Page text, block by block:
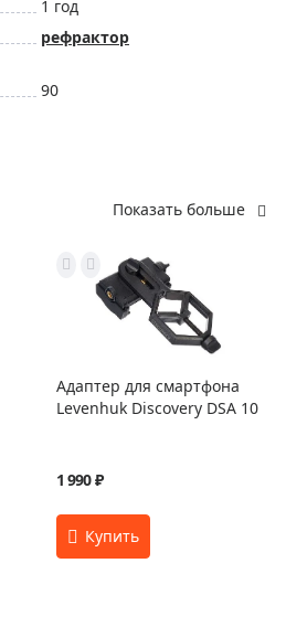
1 год
рефрактор
90
Показать больше
Адаптер для смартфона
Levenhuk Discovery DSA 10
1 990 ₽